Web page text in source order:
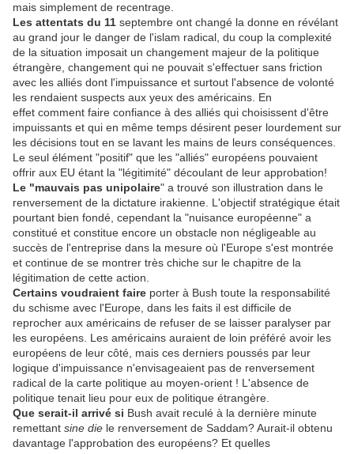
mais simplement de recentrage.
Les attentats du 11 septembre ont changé la donne en révélant
au grand jour le danger de l'islam radical, du coup la complexité
de la situation imposait un changement majeur de la politique
étrangère, changement qui ne pouvait s'effectuer sans friction
avec les alliés dont l'impuissance et surtout l'absence de volonté
les rendaient suspects aux yeux des américains. En
effet comment faire confiance à des alliés qui choisissent d'être
impuissants et qui en même temps désirent peser lourdement sur
les décisions tout en se lavant les mains de leurs conséquences.
Le seul élément "positif" que les "alliés" européens pouvaient
offrir aux EU étant la "légitimité" découlant de leur approbation!
Le "mauvais pas unipolaire" a trouvé son illustration dans le
renversement de la dictature irakienne. L'objectif stratégique était
pourtant bien fondé, cependant la "nuisance européenne" a
constitué et constitue encore un obstacle non négligeable au
succès de l'entreprise dans la mesure où l'Europe s'est montrée
et continue de se montrer très chiche sur le chapitre de la
légitimation de cette action.
Certains voudraient faire porter à Bush toute la responsabilité
du schisme avec l'Europe, dans les faits il est difficile de
reprocher aux américains de refuser de se laisser paralyser par
les européens. Les américains auraient de loin préféré avoir les
européens de leur côté, mais ces derniers poussés par leur
logique d'impuissance n'envisageaient pas de renversement
radical de la carte politique au moyen-orient ! L'absence de
politique tenait lieu pour eux de politique étrangère.
Que serait-il arrivé si Bush avait reculé à la dernière minute
remettant sine die le renversement de Saddam? Aurait-il obtenu
davantage l'approbation des européens? Et quelles